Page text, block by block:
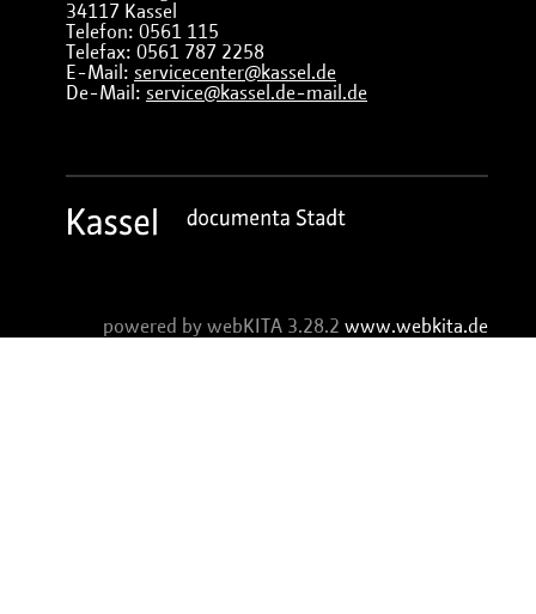
34117 Kassel
Telefon: 0561 115
Telefax: 0561 787 2258
E-Mail: servicecenter@kassel.de
De-Mail: service@kassel.de-mail.de
powered by webKITA 3.28.2 www.webkita.de